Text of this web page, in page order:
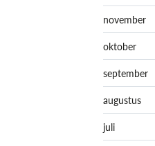
november
oktober
september
augustus
juli